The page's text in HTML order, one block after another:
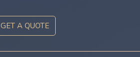
GET A QUOTE